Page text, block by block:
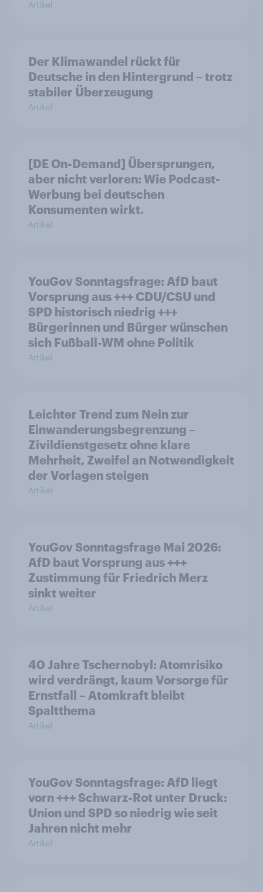
Artikel
Der Klimawandel rückt für
Deutsche in den Hintergrund – trotz
stabiler Überzeugung
Artikel
[DE On-Demand] Übersprungen,
aber nicht verloren: Wie Podcast-
Werbung bei deutschen
Konsumenten wirkt.
Artikel
YouGov Sonntagsfrage: AfD baut
Vorsprung aus +++ CDU/CSU und
SPD historisch niedrig +++
Bürgerinnen und Bürger wünschen
sich Fußball-WM ohne Politik
Artikel
Leichter Trend zum Nein zur
Einwanderungsbegrenzung –
Zivildienstgesetz ohne klare
Mehrheit, Zweifel an Notwendigkeit
der Vorlagen steigen
Artikel
YouGov Sonntagsfrage Mai 2026:
AfD baut Vorsprung aus +++
Zustimmung für Friedrich Merz
sinkt weiter
Artikel
40 Jahre Tschernobyl: Atomrisiko
wird verdrängt, kaum Vorsorge für
Ernstfall – Atomkraft bleibt
Spaltthema
Artikel
YouGov Sonntagsfrage: AfD liegt
vorn +++ Schwarz-Rot unter Druck:
Union und SPD so niedrig wie seit
Jahren nicht mehr
Artikel